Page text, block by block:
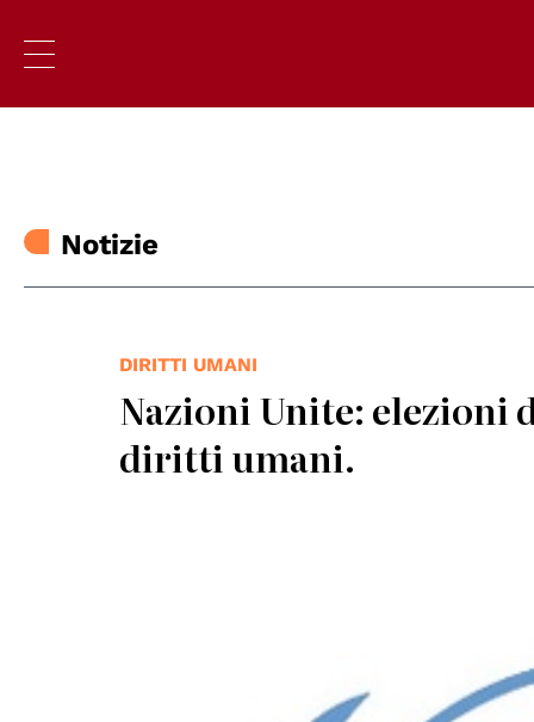
Notizie
DIRITTI UMANI
Nazioni Unite: elezioni
diritti umani.